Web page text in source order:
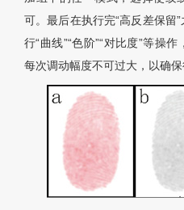
可。最后在执行完“高反差保留
行“曲线”“色阶”“对比度”等操
每次调动幅度不可过大，以确保